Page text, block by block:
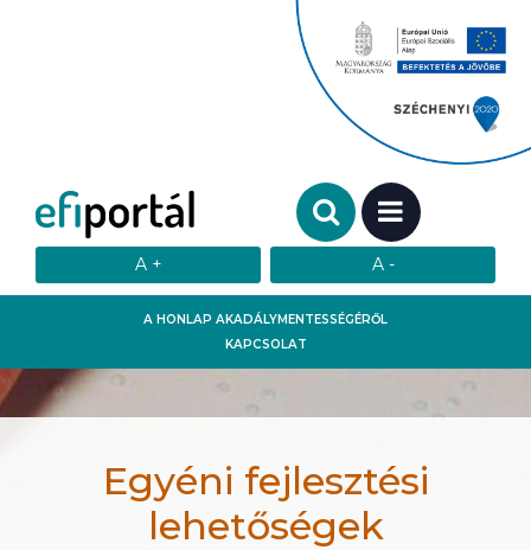
A HONLAP AKADÁLYMENTESSÉGÉRŐL
KAPCSOLAT
Keresendő szó:
MENÜ
Egyéni fejlesztési
lehetőségek